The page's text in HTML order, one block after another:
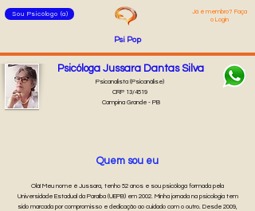
Psi Pop
Sou Psicólogo (a)
Já é membro? Faça
o Login
Psicóloga Jussara Dantas Silva
CRP 13/4519
Campina Grande - PB
Psicanalista (Psicanálise)
Quem sou eu
Olá! Meu nome é Jussara, tenho 52 anos e sou psicóloga formada pela
Universidade Estadual da Paraíba (UEPB) em 2002. Minha jornada na psicologia tem
sido marcada por compromisso e dedicação ao cuidado com o outro. Desde 2009,